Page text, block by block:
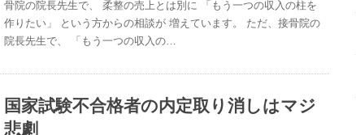
骨院の院長先生で、 柔整の売上とは別に 「もう一つの収入の柱を
作りたい」 という方からの相談が 増えています。 ただ、接骨院の
院長先生で、 「もう一つの収入の…
国家試験不合格者の内定取り消しはマジ
悲劇